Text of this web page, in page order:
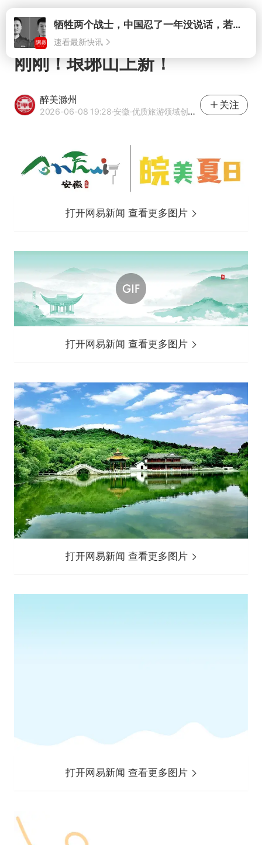
打开
刚刚！琅琊山上新！
醉美滁州
2026-06-08 19:28·安徽·优质旅游领域创作者
关注
打开网易新闻 查看更多图片
打开网易新闻 查看更多图片
打开网易新闻 查看更多图片
打开网易新闻 查看更多图片